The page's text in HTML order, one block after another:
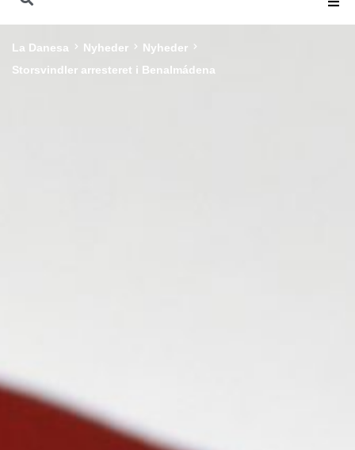
La Danesa Nyheder
Nyheder
Storsvindler arresteret i Benalmádena